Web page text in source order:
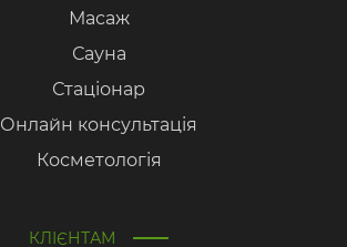
Масаж
Сауна
Стаціонар
Онлайн консультація
Косметологія
КЛІЄНТАМ